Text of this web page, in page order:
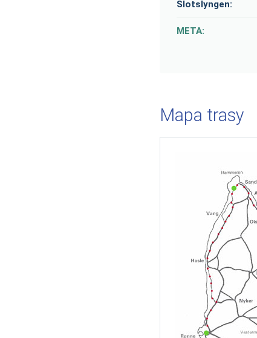
Slotslyngen:
META:
Mapa trasy